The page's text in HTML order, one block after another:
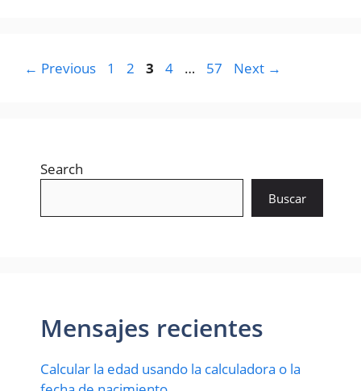
← Previous Page
1 Page
2 Page
3 Page
4 … Page
57 Next →
Search
Buscar
Mensajes recientes
Calcular la edad usando la calculadora o la